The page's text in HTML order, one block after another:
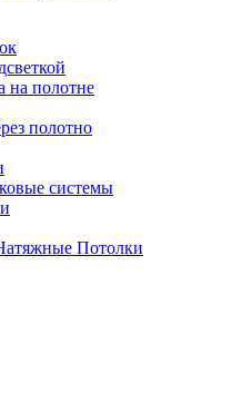
на полотне
полотно
системы
Потолки